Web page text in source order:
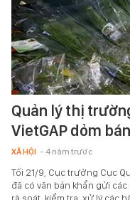
Quản lý thị
VietGAP dỏm
XÃ HỘI - 4 năm trước
Tối 21/9, Cục trưởng Cục
đã có văn bản khẩn gửi